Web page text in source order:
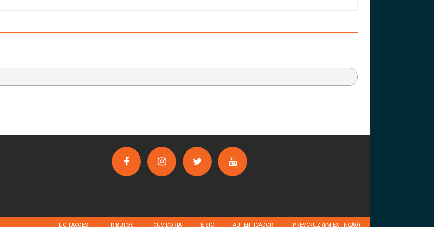
LICITAÇÕES TRIBUTOS OUVIDORIA E-SIC AUTENTICADOR PREVCRUZ (EM EXTINÇÃO)